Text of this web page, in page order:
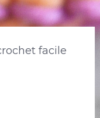
facile